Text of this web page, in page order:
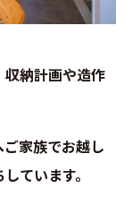
納計画や造作
家族でお越し
ています。